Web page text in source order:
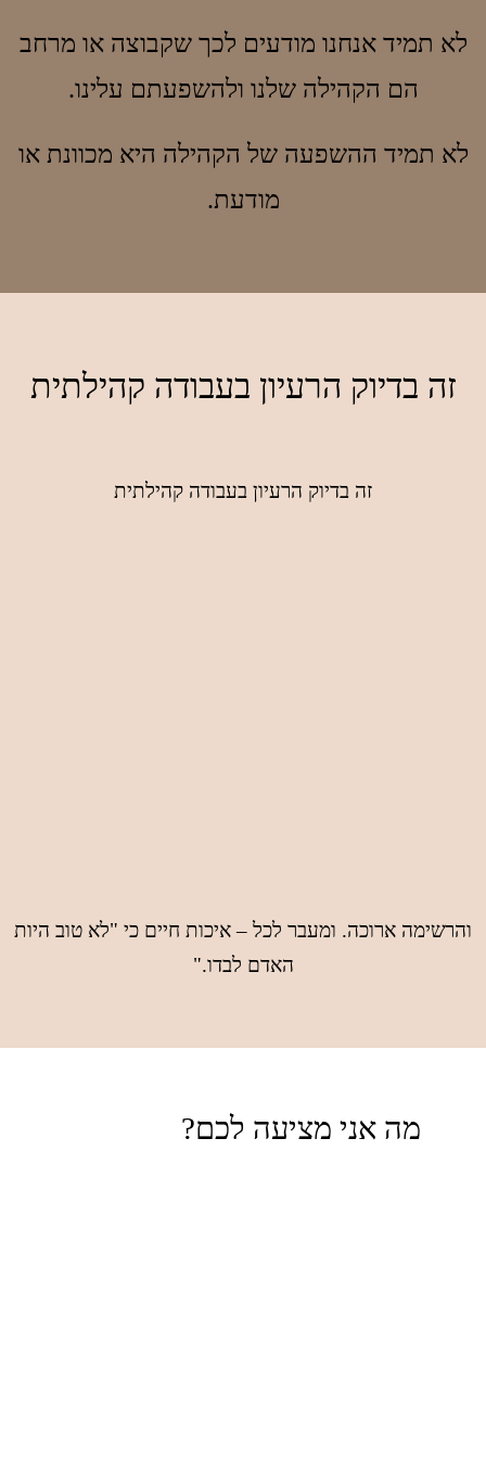
לא תמיד אנחנו מודעים לכך שקבוצה או מרחב
הם הקהילה שלנו ולהשפעתם עלינו.
לא תמיד ההשפעה של הקהילה היא מכוונת או
מודעת.
זה בדיוק הרעיון בעבודה קהילתית
זה בדיוק הרעיון בעבודה קהילתית
והרשימה ארוכה. ומעבר לכל – איכות חיים כי "לא טוב היות
האדם לבדו."
מה אני מציעה לכם?